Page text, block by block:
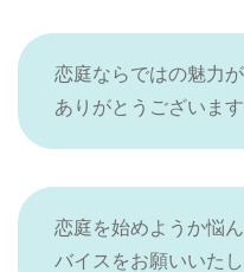
恋庭ならではの魅力
ありがとうございます
恋庭を始めようか悩
バイスをお願いいた